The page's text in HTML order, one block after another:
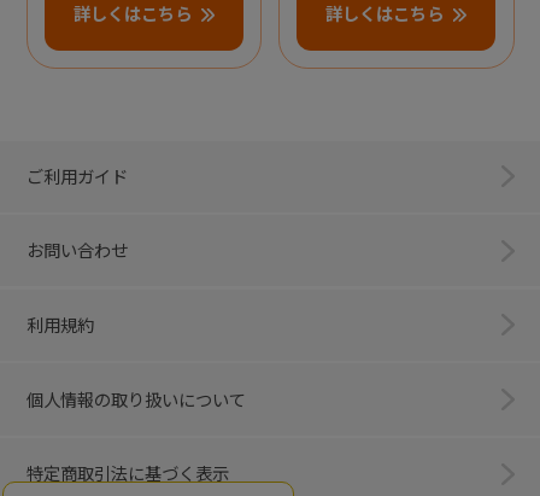
詳しくはこちら 詳しくはこちら
ご利用ガイド
お問い合わせ
利用規約
個人情報の取り扱いについて
特定商取引法に基づく表示